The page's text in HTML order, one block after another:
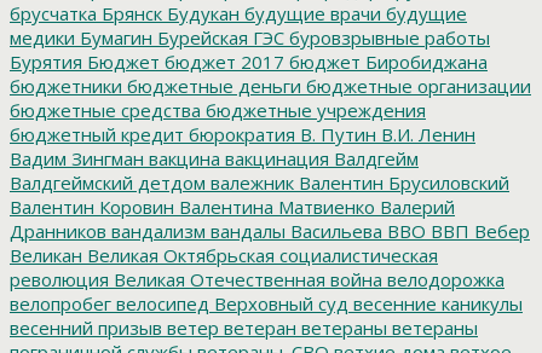
брусчатка Брянск Будукан будущие врачи будущие
медики Бумагин Бурейская ГЭС буровзрывные работы
Бурятия Бюджет бюджет 2017 бюджет Биробиджана
бюджетники бюджетные деньги бюджетные организации
бюджетные средства бюджетные учреждения
бюджетный кредит бюрократия В. Путин В.И. Ленин
Вадим Зингман вакцина вакцинация Валдгейм
Валдгеймский детдом валежник Валентин Брусиловский
Валентин Коровин Валентина Матвиенко Валерий
Дранников вандализм вандалы Васильева ВВО ВВП Вебер
Великан Великая Октябрьская социалистическая
революция Великая Отечественная война велодорожка
велопробег велосипед Верховный суд весенние каникулы
весенний призыв ветер ветеран ветераны ветераны